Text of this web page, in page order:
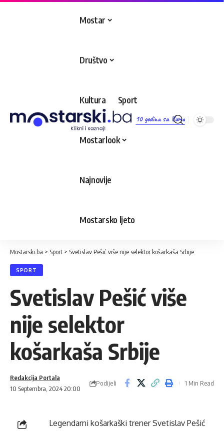
10 godina sa Vama
Mostar
Društvo
Kultura Sport
Mostarlook
Najnovije
Mostarsko ljeto
Mostarski.ba > Sport > Svetislav Pešić više nije selektor košarkaša Srbije
SPORT
Svetislav Pešić više
nije selektor
košarkaša Srbije
10 Septembra, 2024 20:00
Redakcija Portala
Podijeli 1 Min Read
Legendarni košarkaški trener Svetislav Pešić